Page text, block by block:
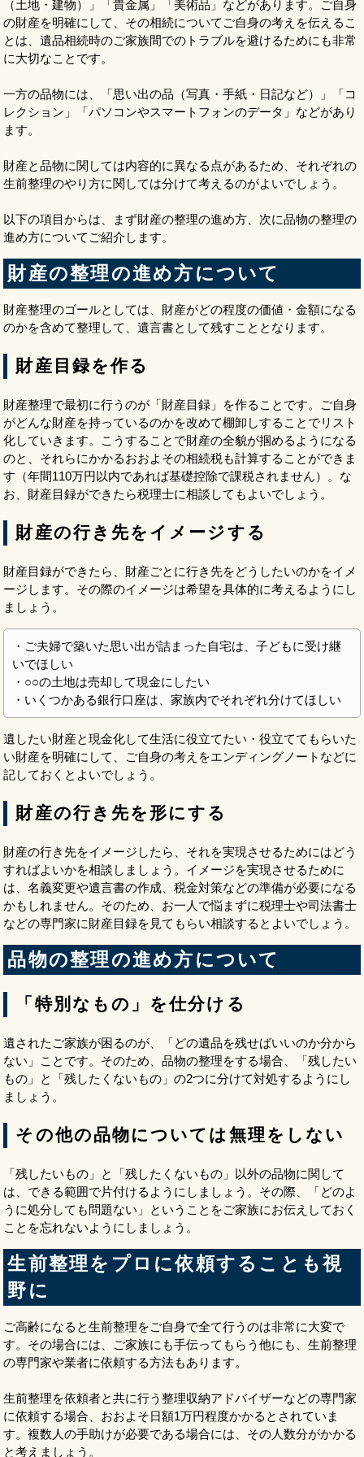
（土地・建物）」「貴金属」「美術品」などがあります。ご自身
の財産を明確にして、その相続についてご自身の考えを伝えるこ
とは、遺品相続時のご家族間でのトラブルを避けるためにも非常
に大切なことです。
一方の品物には、「思い出の品（写真・手紙・日記など）」「コ
レクション」「パソコンやスマートフォンのデータ」などがあり
ます。
財産と品物に関しては内容的に異なる点があるため、それぞれの
生前整理のやり方に関しては分けて考えるのがよいでしょう。
以下の項目からは、まず財産の整理の進め方、次に品物の整理の
進め方についてご紹介します。
財産の整理の進め方について
財産整理のゴールとしては、財産がどの程度の価値・金額になる
のかを含めて整理して、遺言書として残すこととなります。
財産目録を作る
財産整理で最初に行うのが「財産目録」を作ることです。ご自身
がどんな財産を持っているのかを改めて棚卸しすることでリスト
化していきます。こうすることで財産の全貌が掴めるようになる
のと、それらにかかるおおよその相続税も計算することができま
す（年間110万円以内であれば基礎控除で課税されません）。な
お、財産目録ができたら税理士に相談してもよいでしょう。
財産の行き先をイメージする
財産目録ができたら、財産ごとに行き先をどうしたいのかをイメ
ージします。その際のイメージは希望を具体的に考えるようにし
ましょう。
・ご夫婦で築いた思い出が詰まった自宅は、子どもに受け継
いでほしい
・○○の土地は売却して現金にしたい
・いくつかある銀行口座は、家族内でそれぞれ分けてほしい
遺したい財産と現金化して生活に役立てたい・役立ててもらいた
い財産を明確にして、ご自身の考えをエンディングノートなどに
記しておくとよいでしょう。
財産の行き先を形にする
財産の行き先をイメージしたら、それを実現させるためにはどう
すればよいかを相談しましょう。イメージを実現させるために
は、名義変更や遺言書の作成、税金対策などの準備が必要になる
かもしれません。そのため、お一人で悩まずに税理士や司法書士
などの専門家に財産目録を見てもらい相談するとよいでしょう。
品物の整理の進め方について
「特別なもの」を仕分ける
遺されたご家族が困るのが、「どの遺品を残せばいいのか分から
ない」ことです。そのため、品物の整理をする場合、「残したい
もの」と「残したくないもの」の2つに分けて対処するようにし
ましょう。
その他の品物については無理をしない
「残したいもの」と「残したくないもの」以外の品物に関して
は、できる範囲で片付けるようにしましょう。その際、「どのよ
うに処分しても問題ない」ということをご家族にお伝えしておく
ことを忘れないようにしましょう。
生前整理をプロに依頼することも視
野に
ご高齢になると生前整理をご自身で全て行うのは非常に大変で
す。その場合には、ご家族にも手伝ってもらう他にも、生前整理
の専門家や業者に依頼する方法もあります。
生前整理を依頼者と共に行う整理収納アドバイザーなどの専門家
に依頼する場合、おおよそ日額1万円程度かかるとされていま
す。複数人の手助けが必要である場合には、その人数分がかかる
と考えましょう。